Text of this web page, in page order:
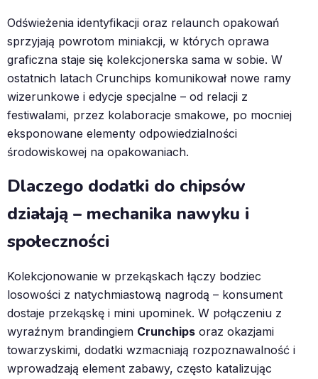
Odświeżenia identyfikacji oraz relaunch opakowań
sprzyjają powrotom miniakcji, w których oprawa
graficzna staje się kolekcjonerska sama w sobie. W
ostatnich latach Crunchips komunikował nowe ramy
wizerunkowe i edycje specjalne – od relacji z
festiwalami, przez kolaboracje smakowe, po mocniej
eksponowane elementy odpowiedzialności
środowiskowej na opakowaniach.
Dlaczego dodatki do chipsów
działają – mechanika nawyku i
społeczności
Kolekcjonowanie w przekąskach łączy bodziec
losowości z natychmiastową nagrodą – konsument
dostaje przekąskę i mini upominek. W połączeniu z
wyraźnym brandingiem Crunchips oraz okazjami
towarzyskimi, dodatki wzmacniają rozpoznawalność i
wprowadzają element zabawy, często katalizując